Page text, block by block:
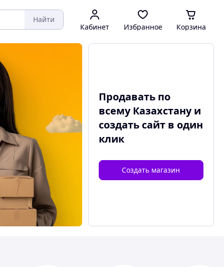
Найти
Кабинет Избранное Корзина
Продавать по
всему Казахстану и
создать сайтв один
клик
Создать магазин